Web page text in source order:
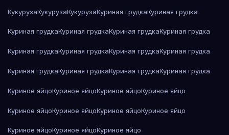
КукурузаКукурузаКукурузаКуриная грудкаКуриная грудка
Куриная грудкаКуриная грудкаКуриная грудкаКуриная грудка
Куриная грудкаКуриная грудкаКуриная грудкаКуриная грудка
Куриная грудкаКуриная грудкаКуриная грудкаКуриная грудка
Куриное яйцоКуриное яйцоКуриное яйцоКуриное яйцо
Куриное яйцоКуриное яйцоКуриное яйцоКуриное яйцо
Куриное яйцоКуриное яйцоКуриное яйцо